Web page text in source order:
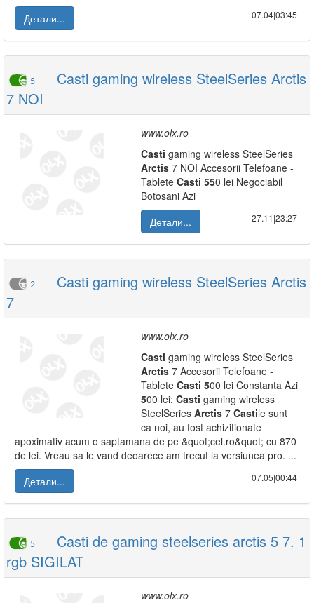
Детали...
07.04|03:45
5
Casti gaming wireless SteelSeries Arctis
7 NOI
www.olx.ro
Casti gaming wireless SteelSeries
Arctis 7 NOI Accesorii Telefoane -
Tablete Casti 550 lei Negociabil
Botosani Azi
Детали...
27.11|23:27
2
Casti gaming wireless SteelSeries Arctis
7
www.olx.ro
Casti gaming wireless SteelSeries
Arctis 7 Accesorii Telefoane -
Tablete Casti 500 lei Constanta Azi
500 lei: Casti gaming wireless
SteelSeries Arctis 7 Castile sunt
ca noi, au fost achizitionate
apoximativ acum o saptamana de pe &quot;cel.ro&quot; cu 870
de lei. Vreau sa le vand deoarece am trecut la versiunea pro. ...
Детали...
07.05|00:44
5
Casti de gaming steelseries arctis 5 7. 1
rgb SIGILAT
www.olx.ro